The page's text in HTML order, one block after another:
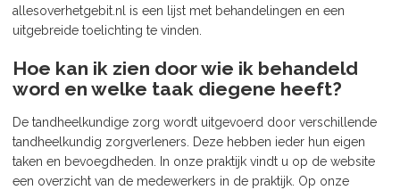
allesoverhetgebit.nl is een lijst met behandelingen en een
uitgebreide toelichting te vinden.
Hoe kan ik zien door wie ik behandeld
word en welke taak diegene heeft?
De tandheelkundige zorg wordt uitgevoerd door verschillende
tandheelkundig zorgverleners. Deze hebben ieder hun eigen
taken en bevoegdheden. In onze praktijk vindt u op de website
een overzicht van de medewerkers in de praktijk. Op onze